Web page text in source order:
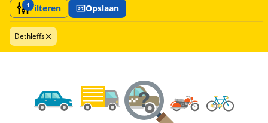
1Filteren Opslaan
Dethleffs